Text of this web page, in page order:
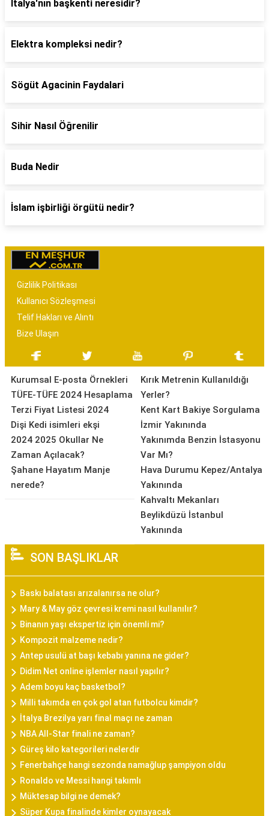
İtalya'nın başkenti neresidir?
Elektra kompleksi nedir?
Sögüt Agacinin Faydalari
Sihir Nasıl Öğrenilir
Buda Nedir
İslam işbirliği örgütü nedir?
Gizlilik Politikası
Kullanıcı Sözleşmesi
Telif Hakları ve Alıntı
Bize Ulaşın
Kurumsal E-posta Örnekleri
TÜFE-TÜFE 2024 Hesaplama
Terzi Fiyat Listesi 2024
Dişi Kedi isimleri ekşi
2024 2025 Okullar Ne
Zaman Açılacak?
Şahane Hayatım Manje
nerede?
Kırık Metrenin Kullanıldığı
Yerler?
Kent Kart Bakiye Sorgulama
İzmir Yakınında
Yakınımda Benzin İstasyonu
Var Mı?
Hava Durumu Kepez/Antalya
Yakınında
Kahvaltı Mekanları
Beylikdüzü İstanbul
Yakınında
SON BAŞLIKLAR
Baskı balatası arızalanırsa ne olur?
Mary & May göz çevresi kremi nasıl kullanılır?
Binanın yaşı ekspertiz için önemli mi?
Kompozit malzeme nedir?
Antep usulü at başı kebabı yanına ne gider?
Didim Net online işlemler nasıl yapılır?
Adem boyu kaç basketbol?
Milli takımda en çok gol atan futbolcu kimdir?
İtalya Brezilya yarı final maçı ne zaman
NBA All-Star finali ne zaman?
Güreş kilo kategorileri nelerdir
Fenerbahçe hangi sezonda namağlup şampiyon oldu
Ronaldo ve Messi hangi takımlı
Müktesap bilgi ne demek?
Süper Kupa finalinde kimler oynayacak